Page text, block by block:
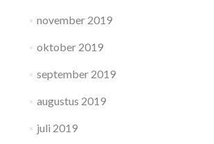
november 2019
oktober 2019
september 2019
augustus 2019
juli 2019